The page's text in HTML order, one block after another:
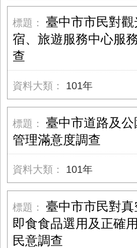
臺中市市民對觀
宿、旅遊服務中心服
查
101年
臺中市道路及公
管理滿意度調查
101年
臺中市市民對真
即食食品選用及正確
民意調查